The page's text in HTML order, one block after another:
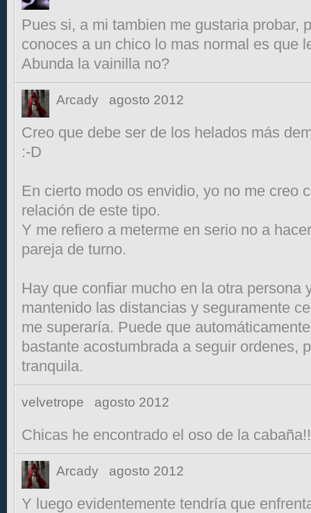
Pues si, a mi tambien me gustaria probar,
conoces a un chico lo mas normal es que
Abunda la vainilla no?
Arcady agosto 2012
Creo que debe ser de los helados más
:-D
En cierto modo os envidio, yo no me creo
relación de este tipo.
Y me refiero a meterme en serio no a
pareja de turno.
Hay que confiar mucho en la otra persona
mantenido las distancias y seguramente
me superaría. Puede que
bastante acostumbrada a seguir ordenes,
tranquila.
velvetrope agosto 2012
Chicas he encontrado el oso de la
Arcady agosto 2012
Y luego evidentemente tendría que